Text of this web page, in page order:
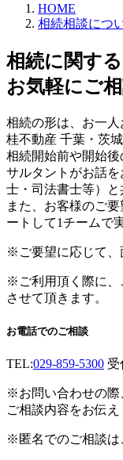
HOME
相続相談につ
相続に関する
お気軽にご
相続の形は、お一人
桂不動産 千葉・茨
相続開始前や開始
サルタントがお話
士・司法書士等）と
また、お客様のご
ートして1チームで
※ご要望に応じて、
※ご利用頂く際に、
させて頂きます。
お電話でのご相談
TEL:029-859-5300 受
※お問い合わせの際
ご相談内容をお伝え
※匿名でのご相談は